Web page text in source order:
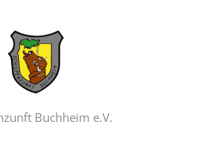
Buchheim e.V.